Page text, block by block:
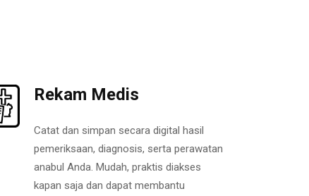
Rekam Medis
Catat dan simpan secara digital hasil
pemeriksaan, diagnosis, serta perawatan
anabul Anda. Mudah, praktis diakses
kapan saja dan dapat membantu